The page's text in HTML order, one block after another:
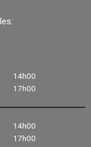
14h00
17h00
14h00
17h00